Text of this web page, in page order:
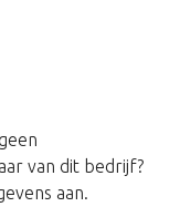
van dit bedrijf?
aan.